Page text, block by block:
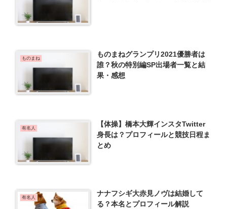
ものまね
ものまねグランプリ2021優勝者は
誰？秋の特別編SP出場者一覧と結
果・感想
有名人
【体操】橋本大輝インスタTwitter
身長は？プロフィールと競技日程ま
とめ
有名人
ナナフシギ大赤見ノヴは結婚して
る？本名とプロフィール解説